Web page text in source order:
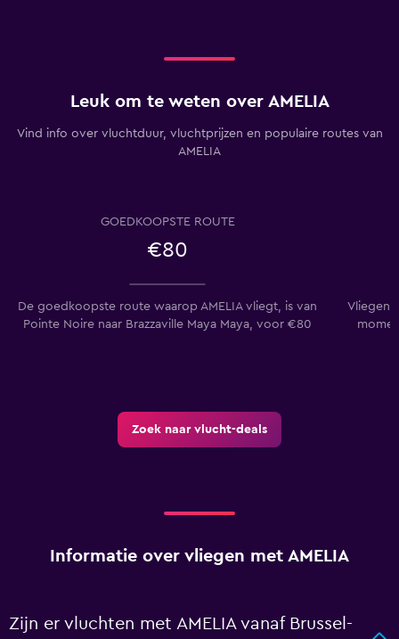
Leuk om te weten over AMELIA
Vind info over vluchtduur, vluchtprijzen en populaire routes van
AMELIA
GOEDKOOPSTE ROUTE
€80
De goedkoopste route waarop AMELIA vliegt, is van
Pointe Noire naar Brazzaville Maya Maya, voor €80
Vliegen
Zoek naar vlucht-deals
Informatie over vliegen met AMELIA
Zijn er vluchten met AMELIA vanaf Brussel-